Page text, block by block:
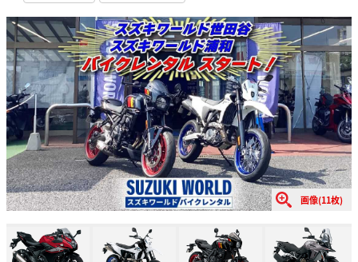
画像(11枚)